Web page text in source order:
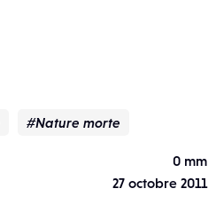
#Nature morte
0 mm
27 octobre 2011